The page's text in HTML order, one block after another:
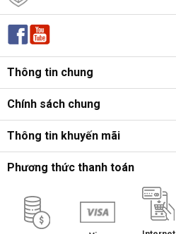
Thông tin chung
Chính sách chung
Thông tin khuyến mãi
Phương thức thanh toán